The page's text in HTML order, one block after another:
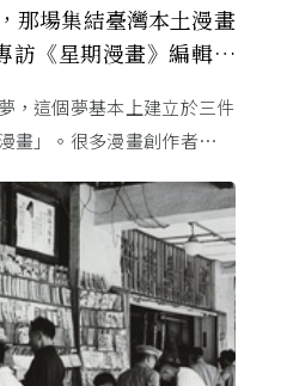
那場集結臺灣本土漫畫
訪《星期漫畫》編輯黃
，這個夢基本上建立於三件
畫」。很多漫畫創作者從小